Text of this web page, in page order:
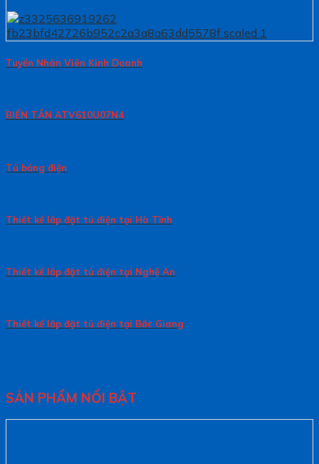
Tuyển Nhân Viên Kinh Doanh
BIẾN TẦN ATV610U07N4
Tủ bảng điện
Thiết kế lắp đặt tủ điện tại Hà Tĩnh
Thiết kế lắp đặt tủ điện tại Nghệ An
Thiết kế lắp đặt tủ điện tại Bắc Giang
SẢN PHẨM NỔI BẬT